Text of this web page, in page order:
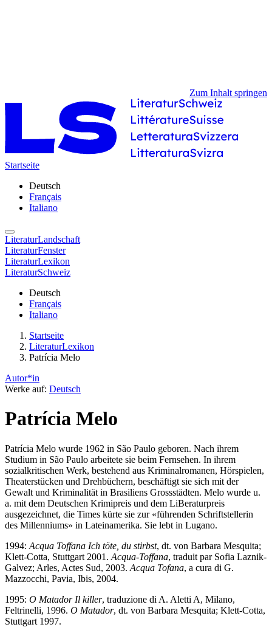
Zum Inhalt springen
Startseite
Deutsch
Français
Italiano
LiteraturLandschaft
LiteraturFenster
LiteraturLexikon
LiteraturSchweiz
Deutsch
Français
Italiano
Startseite
LiteraturLexikon
Patrícia Melo
Autor*in
Werke auf: Deutsch
Patrícia Melo
Patrícia Melo wurde 1962 in São Paulo geboren. Nach ihrem
Studium in São Paulo arbeitete sie beim Fernsehen. In ihrem
sozialkritischen Werk, bestehend aus Kriminalromanen, Hörspielen,
Theaterstücken und Drehbüchern, beschäftigt sie sich mit der
Gewalt und Kriminalität in Brasiliens Grossstädten. Melo wurde u.
a. mit dem Deutschen Krimipreis und dem LiBeraturpreis
ausgezeichnet, die Times kürte sie zur «führenden Schriftstellerin
des Millenniums» in Lateinamerika. Sie lebt in Lugano.
1994: Acqua Toffana Ich töte, du stirbst, dt. von Barbara Mesquita;
Klett-Cotta, Stuttgart 2001. Acqua-Toffana, traduit par Sofia Laznik-
Galvez; Arles, Actes Sud, 2003. Acqua Tofana, a cura di G.
Mazzocchi, Pavia, Ibis, 2004.
1995: O Matador Il killer, traduzione di A. Aletti A, Milano,
Feltrinelli, 1996. O Matador, dt. von Barbara Mesquita; Klett-Cotta,
Stuttgart 1997.